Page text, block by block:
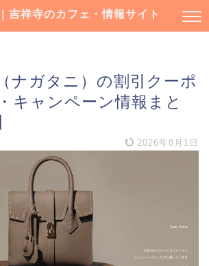
吉祥寺のカフェ・情報サイト
ナガタニ）の割引クーポ
キャンペーン情報まと
2026年8月1日